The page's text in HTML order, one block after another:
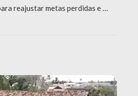
reajustar metas perdidas e …